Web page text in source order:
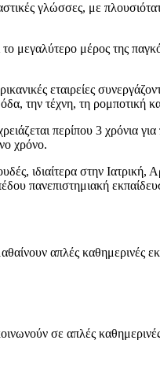
γλώσσες, με
το μεγαλύτερο μέρος της
εταιρείες
την τέχνη, τη ρομποτική
περίπου 3 χρόνια
χρόνο.
ιδιαίτερα στην
πανεπιστημιακή
απλές καθημερινές
σε απλές